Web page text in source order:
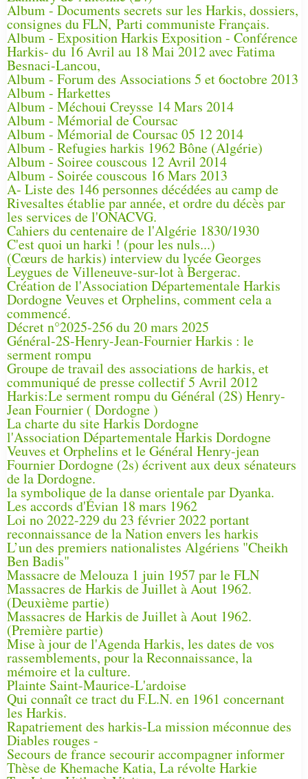
Album - Documents secrets sur les Harkis, dossiers,
consignes du FLN, Parti communiste Français.
Album - Exposition Harkis Exposition - Conférence
Harkis- du 16 Avril au 18 Mai 2012 avec Fatima
Besnaci-Lancou,
Album - Forum des Associations 5 et 6octobre 2013
Album - Harkettes
Album - Méchoui Creysse 14 Mars 2014
Album - Mémorial de Coursac
Album - Mémorial de Coursac 05 12 2014
Album - Refugies harkis 1962 Bône (Algérie)
Album - Soiree couscous 12 Avril 2014
Album - Soirée couscous 16 Mars 2013
A- Liste des 146 personnes décédées au camp de
Rivesaltes établie par année, et ordre du décès par
les services de l'ONACVG.
Cahiers du centenaire de l'Algérie 1830/1930
C'est quoi un harki ! (pour les nuls...)
(Cœurs de harkis) interview du lycée Georges
Leygues de Villeneuve-sur-lot à Bergerac.
Création de l'Association Départementale Harkis
Dordogne Veuves et Orphelins, comment cela a
commencé.
Décret n°2025-256 du 20 mars 2025
Général-2S-Henry-Jean-Fournier Harkis : le
serment rompu
Groupe de travail des associations de harkis, et
communiqué de presse collectif 5 Avril 2012
Harkis:Le serment rompu du Général (2S) Henry-
Jean Fournier ( Dordogne )
La charte du site Harkis Dordogne
l'Association Départementale Harkis Dordogne
Veuves et Orphelins et le Général Henry-jean
Fournier Dordogne (2s) écrivent aux deux sénateurs
de la Dordogne.
la symbolique de la danse orientale par Dyanka.
Les accords d'Évian 18 mars 1962
Loi no 2022-229 du 23 février 2022 portant
reconnaissance de la Nation envers les harkis
L’un des premiers nationalistes Algériens "Cheikh
Ben Badis"
Massacre de Melouza 1 juin 1957 par le FLN
Massacres de Harkis de Juillet à Aout 1962.
(Deuxième partie)
Massacres de Harkis de Juillet à Aout 1962.
(Première partie)
Mise à jour de l'Agenda Harkis, les dates de vos
rassemblements, pour la Reconnaissance, la
mémoire et la culture.
Plainte Saint-Maurice-L'ardoise
Qui connaît ce tract du F.L.N. en 1961 concernant
les Harkis.
Rapatriement des harkis-La mission méconnue des
Diables rouges -
Secours de france secourir accompagner informer
Thèse de Khemache Katia, La révolte Harkie